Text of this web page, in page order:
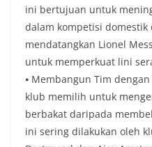
ini bertujuan untuk
dalam kompetisi domestik
mendatangkan Lionel
untuk memperkuat lini
⦁ Membangun Tim
klub memilih untuk
berbakat daripada
ini sering dilakukan oleh